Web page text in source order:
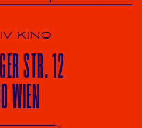
KINO
STR. 12
WIEN